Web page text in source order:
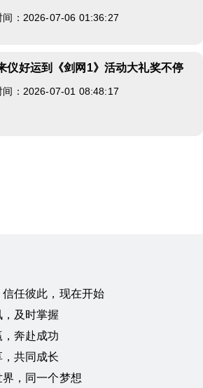
间：2026-07-06 01:36:27
仪好运到《剑网1》活动大礼奖不停
间：2026-07-01 08:48:17
任彼此，现在开始
及时掌握
奔赴成功
共同成长
，同一个梦想